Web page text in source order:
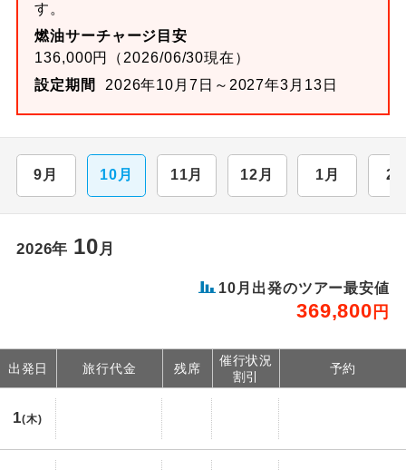
す。
燃油サーチャージ目安
136,000円（2026/06/30現在）
設定期間
2026年10月7日～2027年3月13日
9月 10月 11月 12月 1月 2
2026年 10 月
10月出発のツアー最安値
369,800 円
出発日 旅行代金 残席
催行状況
割引
予約
1(木)